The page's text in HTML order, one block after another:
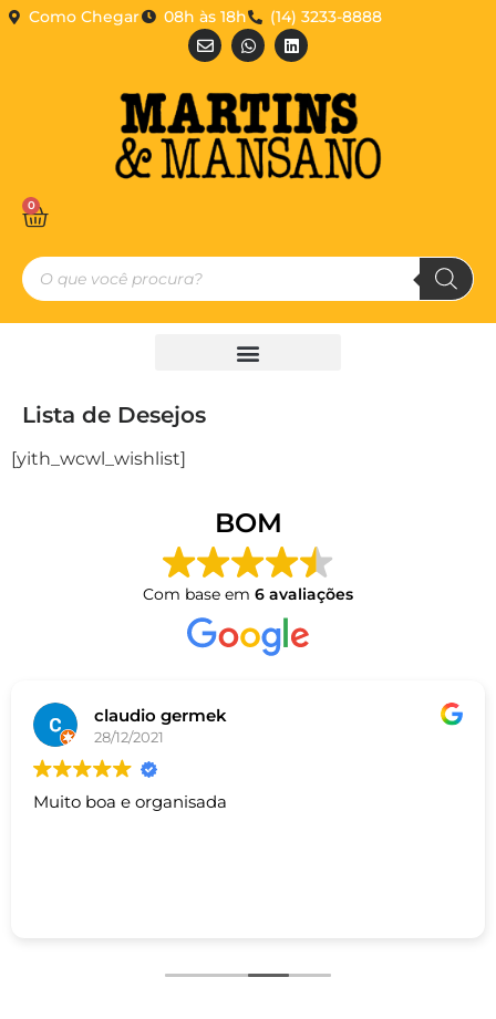
Como Chegar 08h às 18h (14) 3233-8888
0
Lista de Desejos
[yith_wcwl_wishlist]
BOM
Com base em 6 avaliações
claudio germek
28/12/2021
Muito boa e organisada